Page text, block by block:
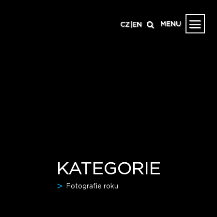
CZ| EN MENU
KATEGORIE
Fotografie roku